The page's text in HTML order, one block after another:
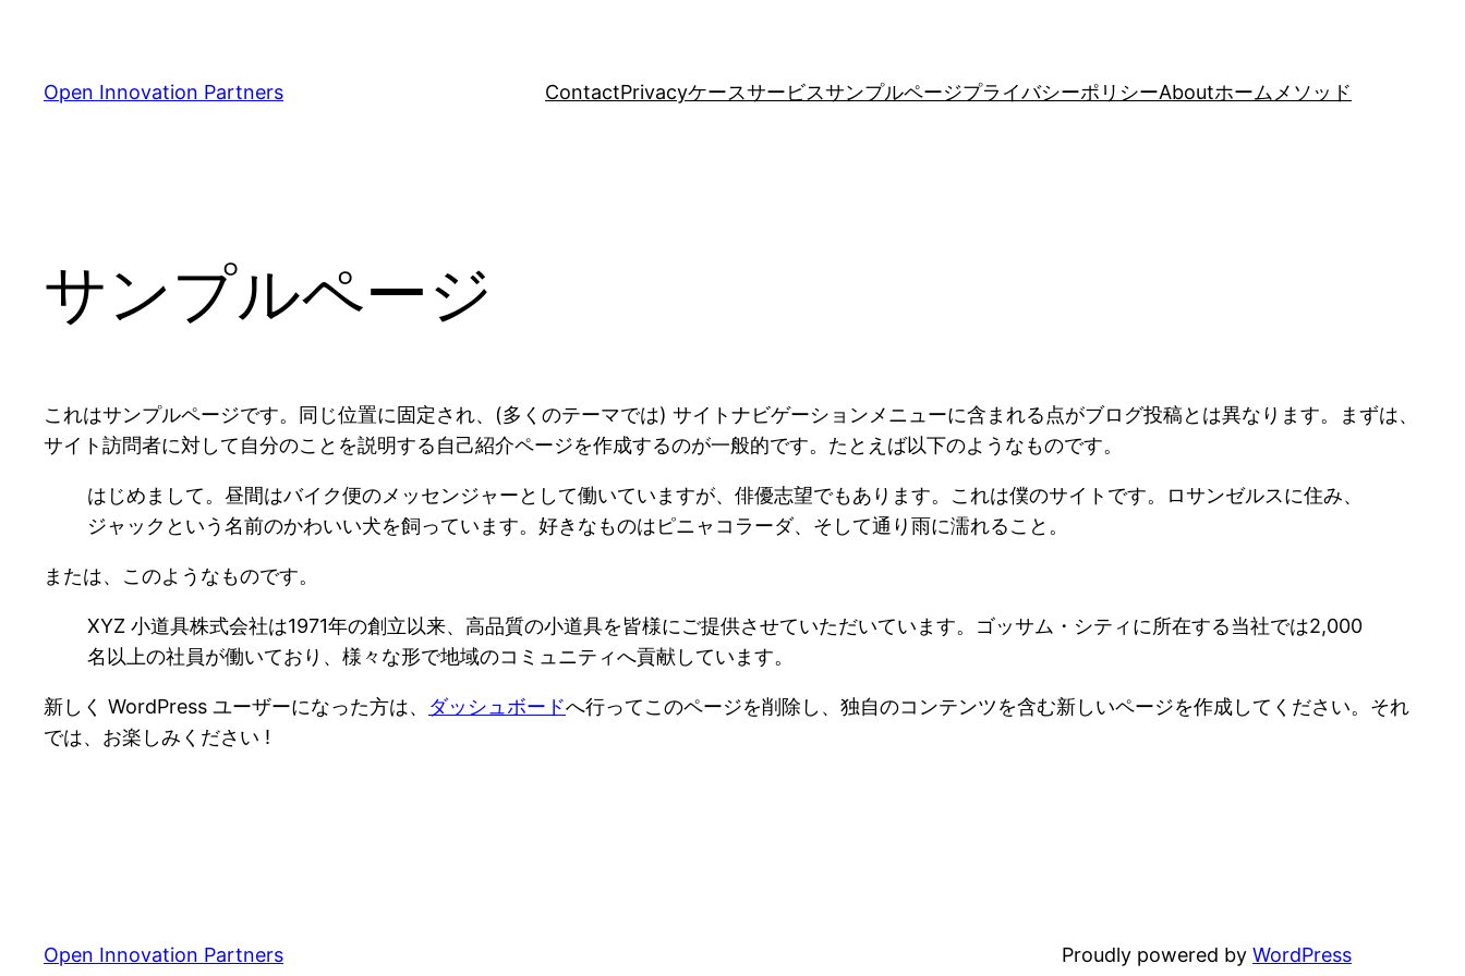
Open Innovation Partners ContactPrivacyケースサービスサンプルページプライバシーポリシーAboutホームメソッド
サンプルページ
これはサンプルページです。同じ位置に固定され、(多くのテーマでは) サイトナビゲーションメニューに含まれる点がブログ投稿とは異なります。まずは、
サイト訪問者に対して自分のことを説明する自己紹介ページを作成するのが一般的です。たとえば以下のようなものです。
はじめまして。昼間はバイク便のメッセンジャーとして働いていますが、俳優志望でもあります。これは僕のサイトです。ロサンゼルスに住み、
ジャックという名前のかわいい犬を飼っています。好きなものはピニャコラーダ、そして通り雨に濡れること。
または、このようなものです。
XYZ 小道具株式会社は1971年の創立以来、高品質の小道具を皆様にご提供させていただいています。ゴッサム・シティに所在する当社では2,000
名以上の社員が働いており、様々な形で地域のコミュニティへ貢献しています。
新しく WordPress ユーザーになった方は、 ダッシュボードへ行ってこのページを削除し、独自のコンテンツを含む新しいページを作成してください。それ
では、お楽しみください !
Open Innovation Partners Proudly powered by WordPress